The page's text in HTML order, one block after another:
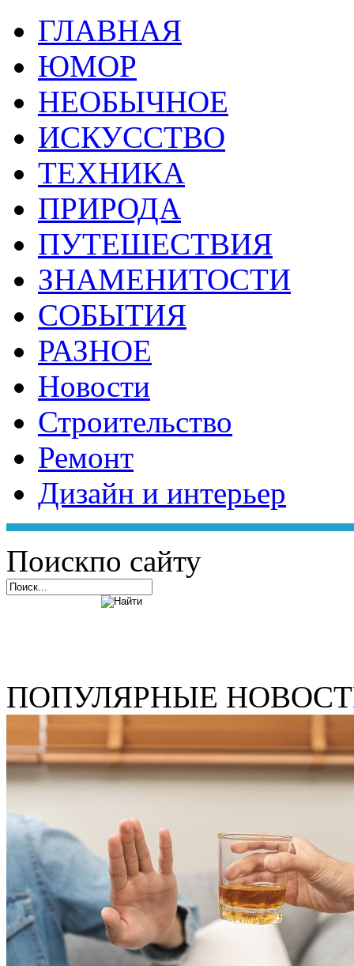
ГЛАВНАЯ
ЮМОР
НЕОБЫЧНОЕ
ИСКУССТВО
ТЕХНИКА
ПРИРОДА
ПУТЕШЕСТВИЯ
ЗНАМЕНИТОСТИ
СОБЫТИЯ
РАЗНОЕ
Новости
Строительство
Ремонт
Дизайн и интерьер
Поискпо сайту
ПОПУЛЯРНЫЕ